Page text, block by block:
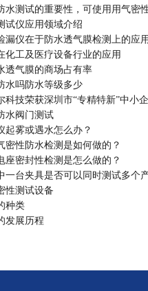
水测试的重要性，可使用用气密
试仪应用领域介绍
漏仪在于防水透气膜检测上的应
化工及医疗设备行业的应用
透气膜的商场占有率
水吗防水等级多少
科技荣获深圳市“专精特新”中小
水阀门测试
起雾或遇水怎么办？
密性防水检测是如何做的？
座密封性检测是怎么做的？
一台夹具是否可以同时测试多个
性测试设备
种类
发展历程